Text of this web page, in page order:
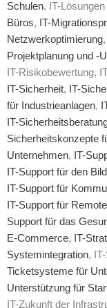
Schulen, IT-
Büros, IT-
Netzwerkoptimierung,
Projektplanung und -
IT-Risikobewertung,
IT-Sicherheit, IT-
für Industrieanlagen,
IT-
Sicherheitskonzepte
Unternehmen, IT-
IT-Support für den
IT-Support für
IT-Support für
Support für das
E-Commerce, IT-
Systemintegration,
Ticketsysteme für
Unterstützung für
IT-Zukunft der